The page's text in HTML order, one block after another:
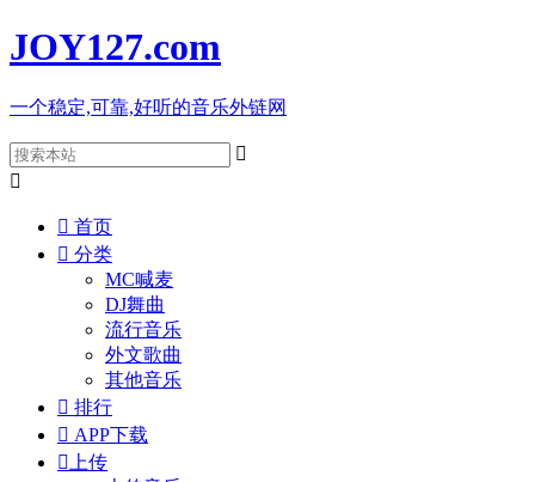
JOY127.com
一个稳定,可靠,好听的音乐外链网


 首页
 分类
MC喊麦
DJ舞曲
流行音乐
外文歌曲
其他音乐
 排行
 APP下载
 上传